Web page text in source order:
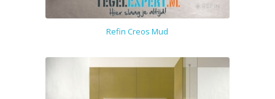
Refin Creos Mud